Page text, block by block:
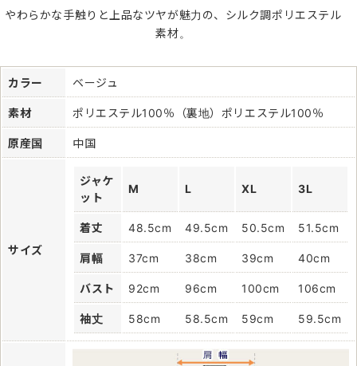
やわらかな手触りと上品なツヤが魅力の、シルク調ポリエステル
素材。
カラー ベージュ
素材 ポリエステル100％（裏地）ポリエステル100％
原産国 中国
サイズ
ジャケ
ット
M L XL 3L
着丈 48.5cm 49.5cm 50.5cm 51.5cm
肩幅 37cm 38cm 39cm 40cm
バスト 92cm 96cm 100cm 106cm
袖丈 58cm 58.5cm 59cm 59.5cm